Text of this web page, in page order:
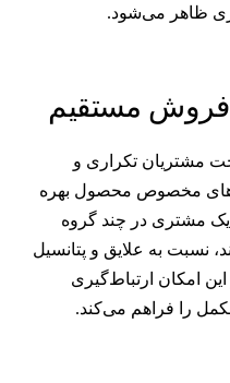
می‌شود.
مستقیم
تکراری و
مخصوص محصول بهره
در چند گروه
به علایق و پتانسیل
ارتباط‌گیری
فراهم می‌کند.